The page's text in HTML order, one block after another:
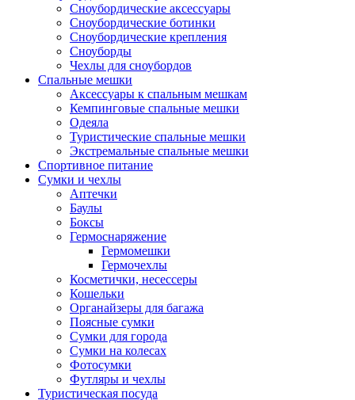
Сноубордические аксессуары
Сноубордические ботинки
Сноубордические крепления
Сноуборды
Чехлы для сноубордов
Спальные мешки
Аксессуары к спальным мешкам
Кемпинговые спальные мешки
Одеяла
Туристические спальные мешки
Экстремальные спальные мешки
Спортивное питание
Сумки и чехлы
Аптечки
Баулы
Боксы
Гермоснаряжение
Гермомешки
Гермочехлы
Косметички, несессеры
Кошельки
Органайзеры для багажа
Поясные сумки
Сумки для города
Сумки на колесах
Фотосумки
Футляры и чехлы
Туристическая посуда